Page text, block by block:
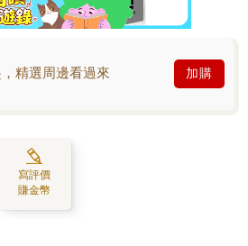
精選周邊看過來 加購
寫評價
賺金幣